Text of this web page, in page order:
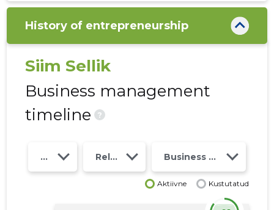
History of entrepreneurship
Siim Sellik
Business management
timeline
?
Year Relations Business risk class
Aktiivne Kustutatud